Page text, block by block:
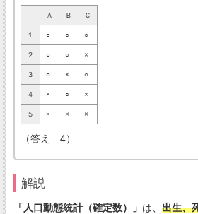
Ａ Ｂ Ｃ
１ ○ ○ ○
２ ○ ○ ×
３ ○ × ○
４ × ○ ×
５ × × ×
（答え 4）
解説
「人口動態統計（確定数）」 は、 出生、